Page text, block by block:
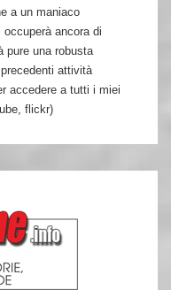
a un maniaco
ancora di
pure una robusta
attività
accedere a tutti i miei
flickr)